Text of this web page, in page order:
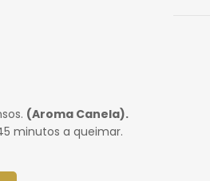
(Aroma Canela).
minutos a queimar.